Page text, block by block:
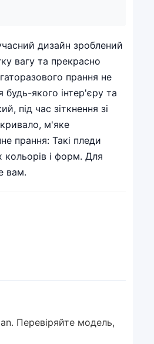
дизайн зроблений
вагу та прекрасно
прання не
якого інтер'єру та
під час зіткнення зі
м'яке
прання: Такі пледи
і форм. Для
вам.
Перевіряйте модель,